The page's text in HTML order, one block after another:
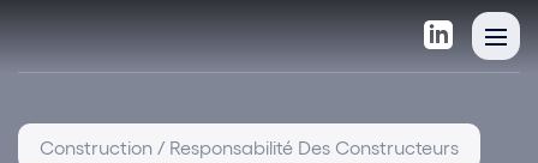
Construction / Responsabilité Des Constructeurs